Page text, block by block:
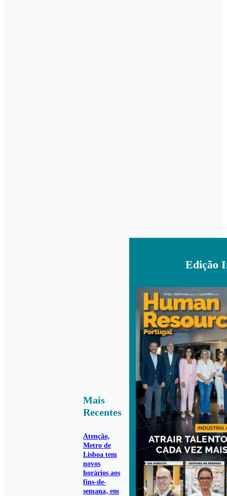
Mais
Recentes
Atenção,
Metro de
Lisboa tem
novos
horários aos
fins-de-
semana, em
Edição